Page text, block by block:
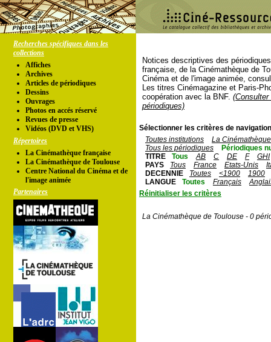
Recherches spécifiques dans les
collections
Affiches
Archives
Articles de périodiques
Dessins
Ouvrages
Photos en accés réservé
Revues de presse
Vidéos (DVD et VHS)
Répertoires
La Cinémathèque française
La Cinémathèque de Toulouse
Centre National du Cinéma et de
l'image animée
Partenaires
Notices descriptives des
française, de la Cinémathèque de
Cinéma et de l'image animée,
Les titres Cinémagazine et Paris-
coopération avec la BNF.
périodiques)
Sélectionner les critères de
Toutes institutions
La
Tous les périodiques
Périodiques
TITRE
Tous AB C DE F
GHI
PAYS
Tous France Etats-Unis
DECENNIE
Toutes <1900
1900
LANGUE
Toutes Français
Réinitialiser les critères
La Cinémathèque de Toulouse - 0